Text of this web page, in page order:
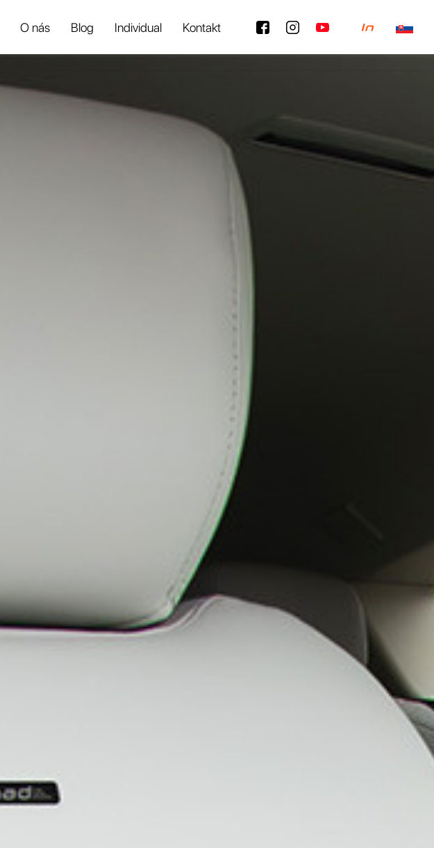
O nás Blog Individual Kontakt